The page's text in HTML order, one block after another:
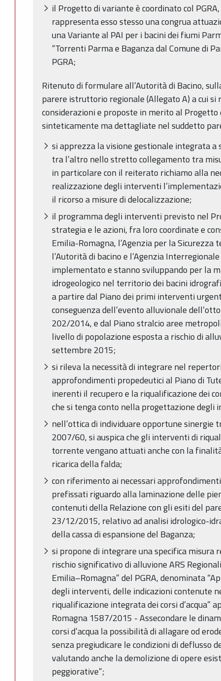
il Progetto di variante è coordinato col
rappresenta esso stesso una congrua
una Variante al PAI per i bacini dei fiumi
“Torrenti Parma e Baganza dal Comune di
PGRA;
Ritenuto di formulare all’Autorità di Bacino,
parere istruttorio regionale (Allegato A) a cui si
considerazioni e proposte in merito al Progetto
sinteticamente ma dettagliate nel suddetto
si apprezza la visione gestionale integrata a
tra l’altro nello stretto collegamento tra
in particolare con il reiterato richiamo alla
realizzazione degli interventi
il ricorso a misure di delocalizzazione;
il programma degli interventi previsto nel
strategia e le azioni, fra loro coordinate e
Emilia-Romagna, l’Agenzia per la
l’Autorità di bacino e l’Agenzia
implementato e stanno sviluppando per la
idrogeologico nel territorio dei bacini
a partire dal Piano dei primi interventi
conseguenza dell’evento alluvionale
202/2014, e dal Piano stralcio aree
livello di popolazione esposta a rischio di
settembre 2015;
si rileva la necessità di integrare nel
approfondimenti propedeutici al Piano di
inerenti il recupero e la riqualificazione dei
che si tenga conto nella progettazione
nell’ottica di individuare opportune
2007/60, si auspica che gli interventi di
torrente vengano attuati anche con la
ricarica della falda;
con riferimento ai necessari
prefissati riguardo alla laminazione delle
contenuti della Relazione con gli esiti del
23/12/2015, relativo ad analisi idrologico-
della cassa di espansione del Baganza;
si propone di integrare una specifica misura
rischio significativo di alluvione ARS
Emilia–Romagna” del PGRA, denominata
degli interventi, delle indicazioni contenute
riqualificazione integrata dei corsi d’acqua”
Romagna 1587/2015 - Assecondare le
corsi d’acqua la possibilità di allagare od
senza pregiudicare le condizioni di deflusso
valutando anche la demolizione di opere
peggiorative”;